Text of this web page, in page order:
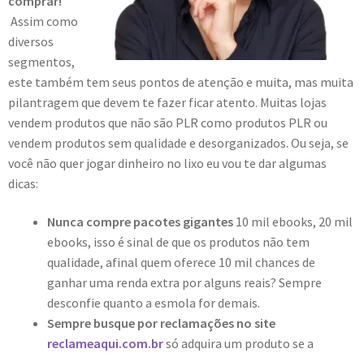
Assim como
diversos
segmentos,
este também tem seus pontos de atenção e muita, mas muita
pilantragem que devem te fazer ficar atento. Muitas lojas
vendem produtos que não são PLR como produtos PLR ou
vendem produtos sem qualidade e desorganizados. Ou seja, se
você não quer jogar dinheiro no lixo eu vou te dar algumas
dicas:
Nunca compre pacotes gigantes 10 mil ebooks, 20 mil
ebooks, isso é sinal de que os produtos não tem
qualidade, afinal quem oferece 10 mil chances de
ganhar uma renda extra por alguns reais? Sempre
desconfie quanto a esmola for demais.
Sempre busque por reclamações no site
reclameaqui.com.brsó adquira um produto se a